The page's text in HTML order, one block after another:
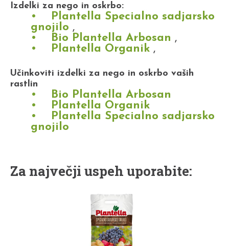
Izdelki za nego in oskrbo:
Plantella Specialno sadjarsko
gnojilo ,
Bio Plantella Arbosan ,
Plantella Organik ,
Učinkoviti izdelki za nego in oskrbo vaših
rastlin
Bio Plantella Arbosan
Plantella Organik
Plantella Specialno sadjarsko
gnojilo
Za največji uspeh uporabite: